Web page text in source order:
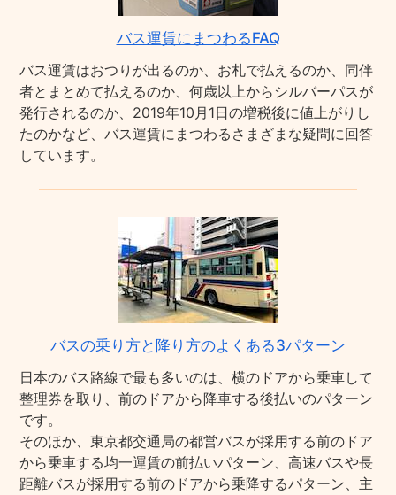
バス運賃にまつわるFAQ
バス運賃はおつりが出るのか、お札で払えるのか、同伴
者とまとめて払えるのか、何歳以上からシルバーパスが
発行されるのか、2019年10月1日の増税後に値上がりし
たのかなど、バス運賃にまつわるさまざまな疑問に回答
しています。
バスの乗り方と降り方のよくある3パターン
日本のバス路線で最も多いのは、横のドアから乗車して
整理券を取り、前のドアから降車する後払いのパターン
です。
そのほか、東京都交通局の都営バスが採用する前のドア
から乗車する均一運賃の前払いパターン、高速バスや長
距離バスが採用する前のドアから乗降するパターン、主